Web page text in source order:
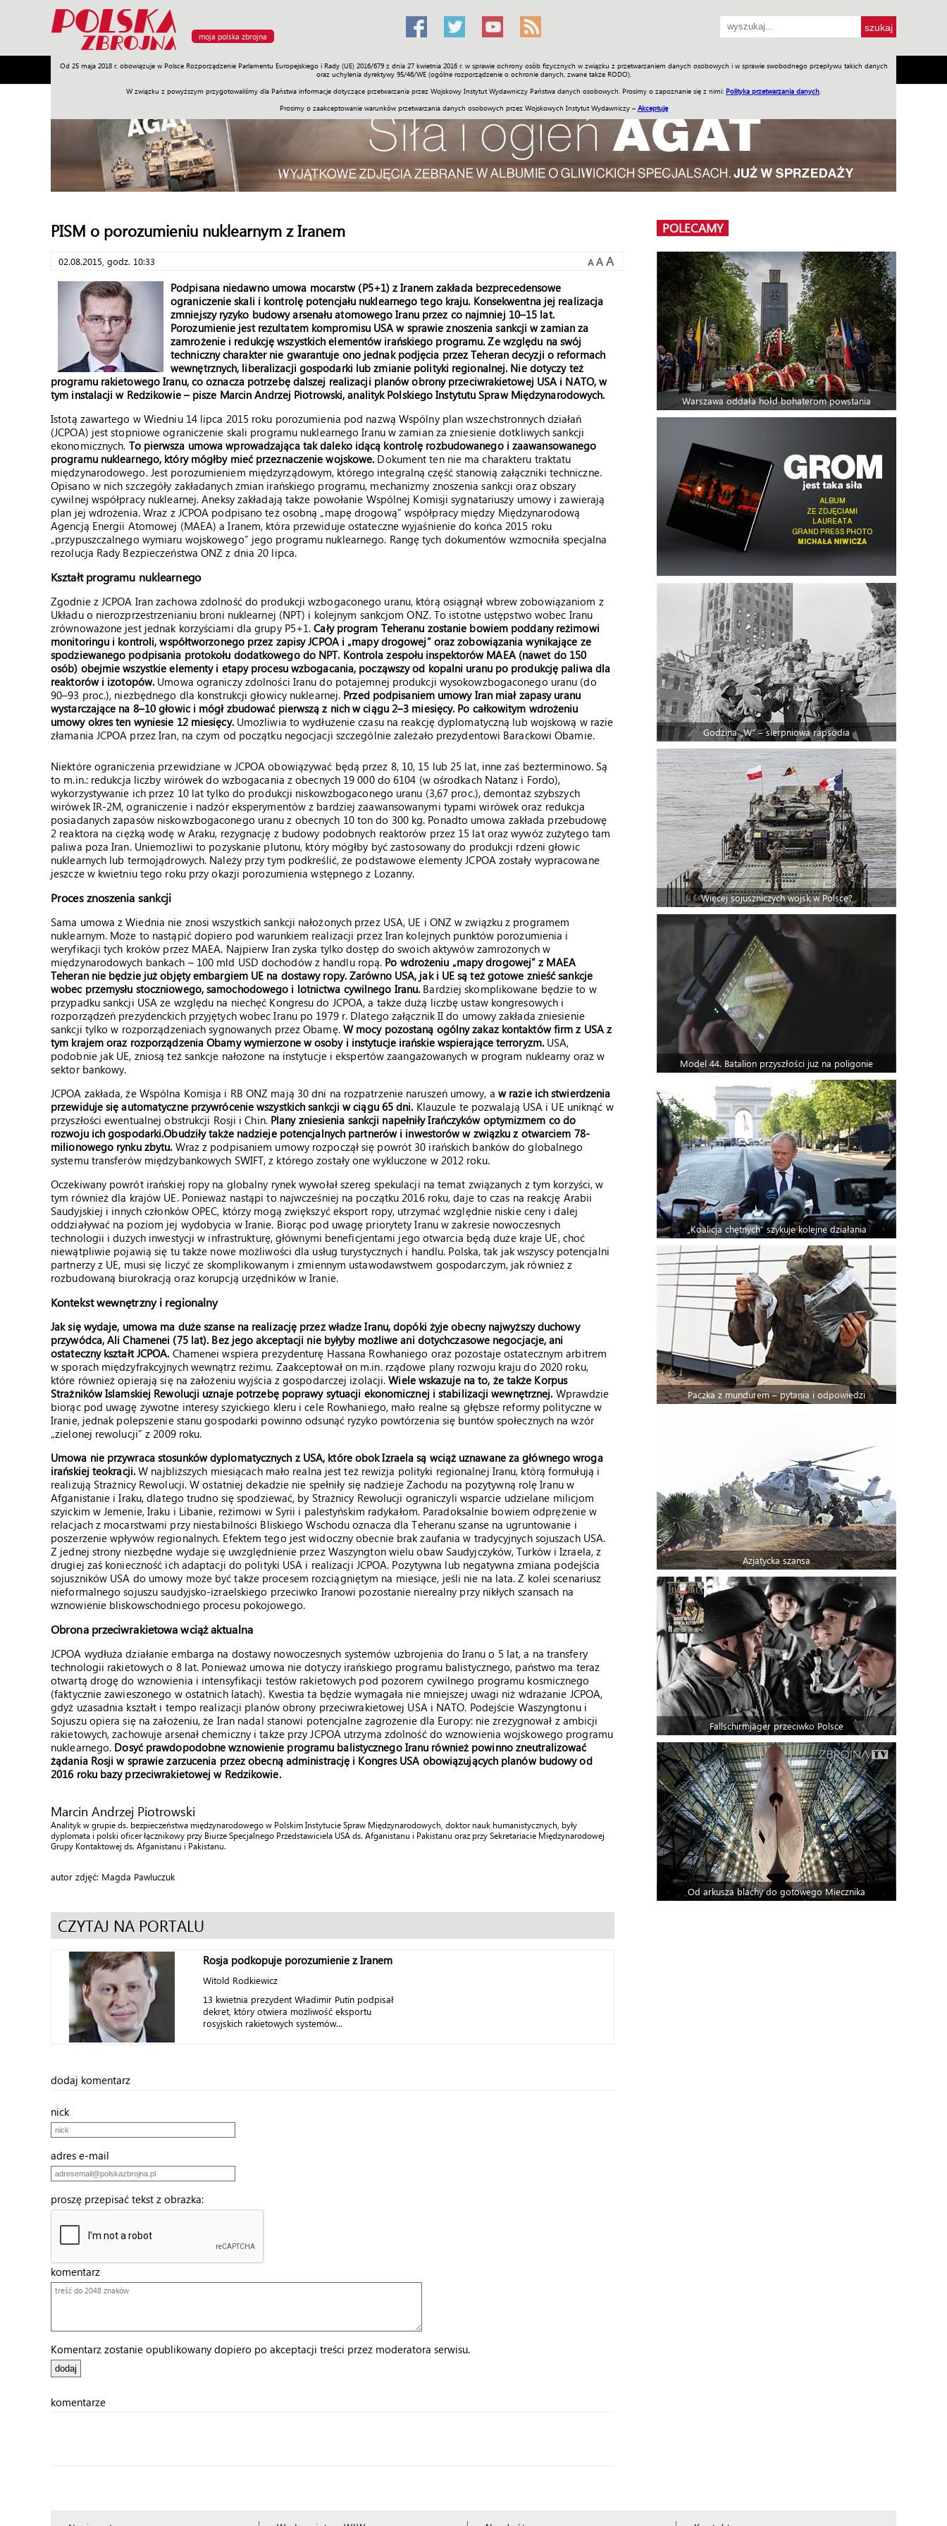
moja polska zbrojna
Od 25 maja 2018 r. obowiązuje w Polsce Rozporządzenie Parlamentu Europejskiego i Rady (UE) 2016/679 z dnia 27 kwietnia 2016 r. w sprawie ochrony osób fizycznych w związku z przetwarzaniem danych osobowych i w sprawie swobodnego przepływu takich danych
oraz uchylenia dyrektywy 95/46/WE (ogólne rozporządzenie o ochronie danych, zwane także RODO).
W związku z powyższym przygotowaliśmy dla Państwa informacje dotyczące przetwarzania przez Wojskowy Instytut Wydawniczy Państwa danych osobowych. Prosimy o zapoznanie się z nimi: Polityka przetwarzania danych
Prosimy o zaakceptowanie warunków przetwarzania danych osobowych przez Wojskowych Instytut Wydawniczy – Akceptuję
Armia Poligon Sprzęt Misje Polityka Prawo Świat Społeczność Sport Historia Galerie Wideo ENGLISH SKLEP Jednodniówki Praca w WIW
PISM o porozumieniu nuklearnym z Iranem
02.08.2015, godz. 10:33 A A A
Podpisana niedawno umowa mocarstw (P5+1) z Iranem zakłada bezprecedensowe
ograniczenie skali i kontrolę potencjału nuklearnego tego kraju. Konsekwentna jej realizacja
zmniejszy ryzyko budowy arsenału atomowego Iranu przez co najmniej 10–15 lat.
Porozumienie jest rezultatem kompromisu USA w sprawie znoszenia sankcji w zamian za
zamrożenie i redukcję wszystkich elementów irańskiego programu. Ze względu na swój
techniczny charakter nie gwarantuje ono jednak podjęcia przez Teheran decyzji o reformach
wewnętrznych, liberalizacji gospodarki lub zmianie polityki regionalnej. Nie dotyczy też
programu rakietowego Iranu, co oznacza potrzebę dalszej realizacji planów obrony przeciwrakietowej USA i NATO, w
tym instalacji w Redzikowie – pisze Marcin Andrzej Piotrowski, analityk Polskiego Instytutu Spraw Międzynarodowych.
Istotą zawartego w Wiedniu 14 lipca 2015 roku porozumienia pod nazwą Wspólny plan wszechstronnych działań
(JCPOA) jest stopniowe ograniczenie skali programu nuklearnego Iranu w zamian za zniesienie dotkliwych sankcji
ekonomicznych. To pierwsza umowa wprowadzająca tak daleko idącą kontrolę rozbudowanego i zaawansowanego
programu nuklearnego, który mógłby mieć przeznaczenie wojskowe. Dokument ten nie ma charakteru traktatu
międzynarodowego. Jest porozumieniem międzyrządowym, którego integralną część stanowią załączniki techniczne.
Opisano w nich szczegóły zakładanych zmian irańskiego programu, mechanizmy znoszenia sankcji oraz obszary
cywilnej współpracy nuklearnej. Aneksy zakładają także powołanie Wspólnej Komisji sygnatariuszy umowy i zawierają
plan jej wdrożenia. Wraz z JCPOA podpisano też osobną „mapę drogową” współpracy między Międzynarodową
Agencją Energii Atomowej (MAEA) a Iranem, która przewiduje ostateczne wyjaśnienie do końca 2015 roku
„przypuszczalnego wymiaru wojskowego” jego programu nuklearnego. Rangę tych dokumentów wzmocniła specjalna
rezolucja Rady Bezpieczeństwa ONZ z dnia 20 lipca.
Kształt programu nuklearnego
Zgodnie z JCPOA Iran zachowa zdolność do produkcji wzbogaconego uranu, którą osiągnął wbrew zobowiązaniom z
Układu o nierozprzestrzenianiu broni nuklearnej (NPT) i kolejnym sankcjom ONZ. To istotne ustępstwo wobec Iranu
zrównoważone jest jednak korzyściami dla grupy P5+1.Cały program Teheranu zostanie bowiem poddany reżimowi
monitoringu i kontroli, współtworzonego przez zapisy JCPOA i „mapy drogowej” oraz zobowiązania wynikające ze
spodziewanego podpisania protokołu dodatkowego do NPT. Kontrola zespołu inspektorów MAEA (nawet do 150
osób) obejmie wszystkie elementy i etapy procesu wzbogacania, począwszy od kopalni uranu po produkcję paliwa dla
reaktorów i izotopów. Umowa ograniczy zdolności Iranu do potajemnej produkcji wysokowzbogaconego uranu (do
90–93 proc.), niezbędnego dla konstrukcji głowicy nuklearnej. Przed podpisaniem umowy Iran miał zapasy uranu
wystarczające na 8–10 głowic i mógł zbudować pierwszą z nich w ciągu 2–3 miesięcy. Po całkowitym wdrożeniu
umowy okres ten wyniesie 12 miesięcy.Umożliwia to wydłużenie czasu na reakcję dyplomatyczną lub wojskową w razie
złamania JCPOA przez Iran, na czym od początku negocjacji szczególnie zależało prezydentowi Barackowi Obamie.
Niektóre ograniczenia przewidziane w JCPOA obowiązywać będą przez 8, 10, 15 lub 25 lat, inne zaś bezterminowo. Są
to m.in.: redukcja liczby wirówek do wzbogacania z obecnych 19 000 do 6104 (w ośrodkach Natanz i Fordo),
wykorzystywanie ich przez 10 lat tylko do produkcji niskowzbogaconego uranu (3,67 proc.), demontaż szybszych
wirówek IR-2M, ograniczenie i nadzór eksperymentów z bardziej zaawansowanymi typami wirówek oraz redukcja
posiadanych zapasów niskowzbogaconego uranu z obecnych 10 ton do 300 kg. Ponadto umowa zakłada przebudowę
2 reaktora na ciężką wodę w Araku, rezygnację z budowy podobnych reaktorów przez 15 lat oraz wywóz zużytego tam
paliwa poza Iran. Uniemożliwi to pozyskanie plutonu, który mógłby być zastosowany do produkcji rdzeni głowic
nuklearnych lub termojądrowych. Należy przy tym podkreślić, że podstawowe elementy JCPOA zostały wypracowane
jeszcze w kwietniu tego roku przy okazji porozumienia wstępnego z Lozanny.
Proces znoszenia sankcji
Sama umowa z Wiednia nie znosi wszystkich sankcji nałożonych przez USA, UE i ONZ w związku z programem
nuklearnym. Może to nastąpić dopiero pod warunkiem realizacji przez Iran kolejnych punktów porozumienia i
weryfikacji tych kroków przez MAEA. Najpierw Iran zyska tylko dostęp do swoich aktywów zamrożonych w
międzynarodowych bankach – 100 mld USD dochodów z handlu ropą. Po wdrożeniu „mapy drogowej” z MAEA
Teheran nie będzie już objęty embargiem UE na dostawy ropy. Zarówno USA, jak i UE są też gotowe znieść sankcje
wobec przemysłu stoczniowego, samochodowego i lotnictwa cywilnego Iranu. Bardziej skomplikowane będzie to w
przypadku sankcji USA ze względu na niechęć Kongresu do JCPOA, a także dużą liczbę ustaw kongresowych i
rozporządzeń prezydenckich przyjętych wobec Iranu po 1979 r. Dlatego załącznik II do umowy zakłada zniesienie
sankcji tylko w rozporządzeniach sygnowanych przez Obamę. W mocy pozostaną ogólny zakaz kontaktów firm z USA z
tym krajem oraz rozporządzenia Obamy wymierzone w osoby i instytucje irańskie wspierające terroryzm. USA,
podobnie jak UE, zniosą też sankcje nałożone na instytucje i ekspertów zaangażowanych w program nuklearny oraz w
sektor bankowy.
JCPOA zakłada, że Wspólna Komisja i RB ONZ mają 30 dni na rozpatrzenie naruszeń umowy, a w razie ich stwierdzenia
przewiduje się automatyczne przywrócenie wszystkich sankcji w ciągu 65 dni. Klauzule te pozwalają USA i UE uniknąć w
przyszłości ewentualnej obstrukcji Rosji i Chin. Plany zniesienia sankcji napełniły Irańczyków optymizmem co do
rozwoju ich gospodarki.Obudziły także nadzieje potencjalnych partnerów i inwestorów w związku z otwarciem 78-
milionowego rynku zbytu. Wraz z podpisaniem umowy rozpoczął się powrót 30 irańskich banków do globalnego
systemu transferów międzybankowych SWIFT, z którego zostały one wykluczone w 2012 roku.
Oczekiwany powrót irańskiej ropy na globalny rynek wywołał szereg spekulacji na temat związanych z tym korzyści, w
tym również dla krajów UE. Ponieważ nastąpi to najwcześniej na początku 2016 roku, daje to czas na reakcję Arabii
Saudyjskiej i innych członków OPEC, którzy mogą zwiększyć eksport ropy, utrzymać względnie niskie ceny i dalej
oddziaływać na poziom jej wydobycia w Iranie. Biorąc pod uwagę priorytety Iranu w zakresie nowoczesnych
technologii i dużych inwestycji w infrastrukturę, głównymi beneficjentami jego otwarcia będą duże kraje UE, choć
niewątpliwie pojawią się tu także nowe możliwości dla usług turystycznych i handlu. Polska, tak jak wszyscy potencjalni
partnerzy z UE, musi się liczyć ze skomplikowanym i zmiennym ustawodawstwem gospodarczym, jak również z
rozbudowaną biurokracją oraz korupcją urzędników w Iranie.
Kontekst wewnętrzny i regionalny
Jak się wydaje, umowa ma duże szanse na realizację przez władze Iranu, dopóki żyje obecny najwyższy duchowy
przywódca, Ali Chamenei (75 lat). Bez jego akceptacji nie byłyby możliwe ani dotychczasowe negocjacje, ani
ostateczny kształt JCPOA. Chamenei wspiera prezydenturę Hassana Rowhaniego oraz pozostaje ostatecznym arbitrem
w sporach międzyfrakcyjnych wewnątrz reżimu. Zaakceptował on m.in. rządowe plany rozwoju kraju do 2020 roku,
które również opierają się na założeniu wyjścia z gospodarczej izolacji.Wiele wskazuje na to, że także Korpus
Strażników Islamskiej Rewolucji uznaje potrzebę poprawy sytuacji ekonomicznej i stabilizacji wewnętrznej. Wprawdzie
biorąc pod uwagę żywotne interesy szyickiego kleru i cele Rowhaniego, mało realne są głębsze reformy polityczne w
Iranie, jednak polepszenie stanu gospodarki powinno odsunąć ryzyko powtórzenia się buntów społecznych na wzór
„zielonej rewolucji” z 2009 roku.
Umowa nie przywraca stosunków dyplomatycznych z USA, które obok Izraela są wciąż uznawane za głównego wroga
irańskiej teokracji. W najbliższych miesiącach mało realna jest też rewizja polityki regionalnej Iranu, którą formułują i
realizują Strażnicy Rewolucji. W ostatniej dekadzie nie spełniły się nadzieje Zachodu na pozytywną rolę Iranu w
Afganistanie i Iraku, dlatego trudno się spodziewać, by Strażnicy Rewolucji ograniczyli wsparcie udzielane milicjom
szyickim w Jemenie, Iraku i Libanie, reżimowi w Syrii i palestyńskim radykałom. Paradoksalnie bowiem odprężenie w
relacjach z mocarstwami przy niestabilności Bliskiego Wschodu oznacza dla Teheranu szanse na ugruntowanie i
poszerzenie wpływów regionalnych. Efektem tego jest widoczny obecnie brak zaufania w tradycyjnych sojuszach USA.
Z jednej strony niezbędne wydaje się uwzględnienie przez Waszyngton wielu obaw Saudyjczyków, Turków i Izraela, z
drugiej zaś konieczność ich adaptacji do polityki USA i realizacji JCPOA. Pozytywna lub negatywna zmiana podejścia
sojuszników USA do umowy może być także procesem rozciągniętym na miesiące, jeśli nie na lata. Z kolei scenariusz
nieformalnego sojuszu saudyjsko-izraelskiego przeciwko Iranowi pozostanie nierealny przy nikłych szansach na
wznowienie bliskowschodniego procesu pokojowego.
Obrona przeciwrakietowa wciąż aktualna
JCPOA wydłuża działanie embarga na dostawy nowoczesnych systemów uzbrojenia do Iranu o 5 lat, a na transfery
technologii rakietowych o 8 lat. Ponieważ umowa nie dotyczy irańskiego programu balistycznego, państwo ma teraz
otwartą drogę do wznowienia i intensyfikacji testów rakietowych pod pozorem cywilnego programu kosmicznego
(faktycznie zawieszonego w ostatnich latach). Kwestia ta będzie wymagała nie mniejszej uwagi niż wdrażanie JCPOA,
gdyż uzasadnia kształt i tempo realizacji planów obrony przeciwrakietowej USA i NATO. Podejście Waszyngtonu i
Sojuszu opiera się na założeniu, że Iran nadal stanowi potencjalne zagrożenie dla Europy: nie zrezygnował z ambicji
rakietowych, zachowuje arsenał chemiczny i także przy JCPOA utrzyma zdolność do wznowienia wojskowego programu
nuklearnego. Dosyć prawdopodobne wznowienie programu balistycznego Iranu również powinno zneutralizować
żądania Rosji w sprawie zarzucenia przez obecną administrację i Kongres USA obowiązujących planów budowy od
2016 roku bazy przeciwrakietowej w Redzikowie.
Marcin Andrzej Piotrowski
Analityk w grupie ds. bezpieczeństwa międzynarodowego w Polskim Instytucie Spraw Międzynarodowych, doktor nauk humanistycznych, były
dyplomata i polski oficer łącznikowy przy Biurze Specjalnego Przedstawiciela USA ds. Afganistanu i Pakistanu oraz przy Sekretariacie Międzynarodowej
Grupy Kontaktowej ds. Afganistanu i Pakistanu.
autor zdjęć: Magda Pawluczuk
CZYTAJ NA PORTALU
Rosja podkopuje porozumienie z Iranem
Witold Rodkiewicz
13 kwietnia prezydent Władimir Putin podpisał
dekret, który otwiera możliwość eksportu
rosyjskich rakietowych systemów...
dodaj komentarz
nick
adres e-mail
proszę przepisać tekst z obrazka:
komentarz
Komentarz zostanie opublikowany dopiero po akceptacji treści przez moderatora serwisu.
komentarze
POLECAMY
Warszawa oddała hołd bohaterom powstania
Godzina „W” – sierpniowa rapsodia
Więcej sojuszniczych wojsk w Polsce?
Model 44. Batalion przyszłości już na poligonie
„Koalicja chętnych” szykuje kolejne działania
Paczka z mundurem – pytania i odpowiedzi
Azjatycka szansa
Fallschirmjäger przeciwko Polsce
Od arkusza blachy do gotowego Miecznika